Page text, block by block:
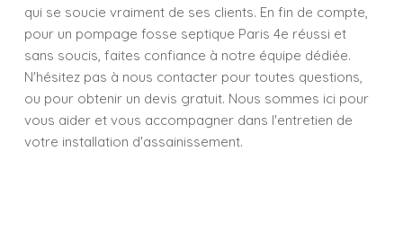
qui se soucie vraiment de ses clients. En fin de compte,
pour un pompage fosse septique Paris 4e réussi et
sans soucis, faites confiance à notre équipe dédiée.
N'hésitez pas à nous contacter pour toutes questions,
ou pour obtenir un devis gratuit. Nous sommes ici pour
vous aider et vous accompagner dans l'entretien de
votre installation d'assainissement.